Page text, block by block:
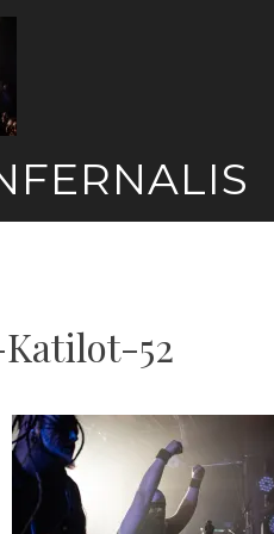
52